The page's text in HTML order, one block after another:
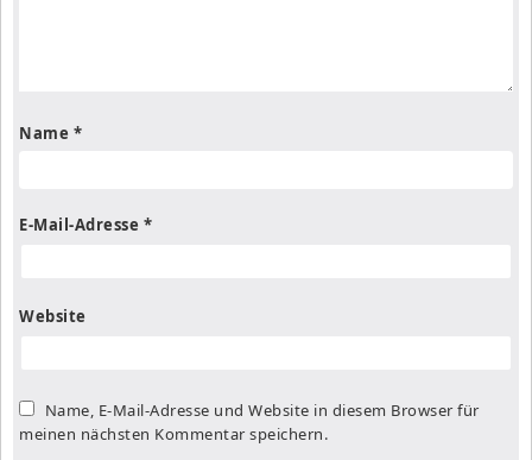
Name *
E-Mail-Adresse *
Website
Name, E-Mail-Adresse und Website in diesem Browser für
meinen nächsten Kommentar speichern.